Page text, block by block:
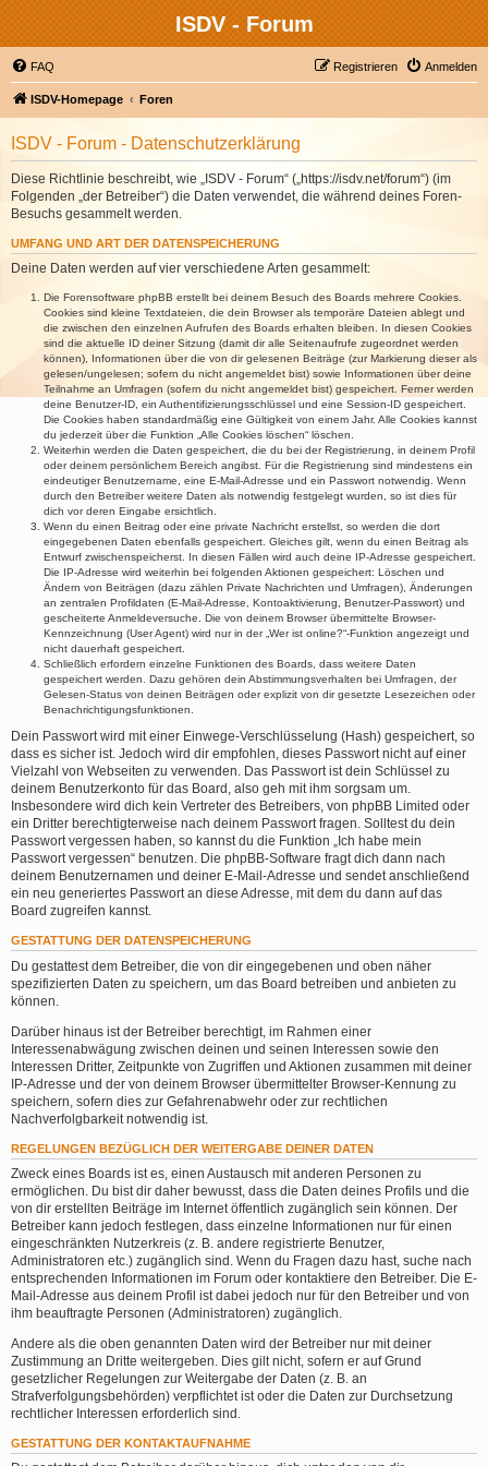
ISDV - Forum
FAQ Anmelden
Registrieren
ISDV-Homepage Foren
ISDV - Forum - Datenschutzerklärung
Diese Richtlinie beschreibt, wie „ISDV - Forum“ („https://isdv.net/forum“) (im
Folgenden „der Betreiber“) die Daten verwendet, die während deines Foren-
Besuchs gesammelt werden.
UMFANG UND ART DER DATENSPEICHERUNG
Deine Daten werden auf vier verschiedene Arten gesammelt:
Die Forensoftware phpBB erstellt bei deinem Besuch des Boards mehrere Cookies.
Cookies sind kleine Textdateien, die dein Browser als temporäre Dateien ablegt und
die zwischen den einzelnen Aufrufen des Boards erhalten bleiben. In diesen Cookies
sind die aktuelle ID deiner Sitzung (damit dir alle Seitenaufrufe zugeordnet werden
können), Informationen über die von dir gelesenen Beiträge (zur Markierung dieser als
gelesen/ungelesen; sofern du nicht angemeldet bist) sowie Informationen über deine
Teilnahme an Umfragen (sofern du nicht angemeldet bist) gespeichert. Ferner werden
deine Benutzer-ID, ein Authentifizierungsschlüssel und eine Session-ID gespeichert.
Die Cookies haben standardmäßig eine Gültigkeit von einem Jahr. Alle Cookies kannst
du jederzeit über die Funktion „Alle Cookies löschen“ löschen.
Weiterhin werden die Daten gespeichert, die du bei der Registrierung, in deinem Profil
oder deinem persönlichem Bereich angibst. Für die Registrierung sind mindestens ein
eindeutiger Benutzername, eine E-Mail-Adresse und ein Passwort notwendig. Wenn
durch den Betreiber weitere Daten als notwendig festgelegt wurden, so ist dies für
dich vor deren Eingabe ersichtlich.
Wenn du einen Beitrag oder eine private Nachricht erstellst, so werden die dort
eingegebenen Daten ebenfalls gespeichert. Gleiches gilt, wenn du einen Beitrag als
Entwurf zwischenspeicherst. In diesen Fällen wird auch deine IP-Adresse gespeichert.
Die IP-Adresse wird weiterhin bei folgenden Aktionen gespeichert: Löschen und
Ändern von Beiträgen (dazu zählen Private Nachrichten und Umfragen), Änderungen
an zentralen Profildaten (E-Mail-Adresse, Kontoaktivierung, Benutzer-Passwort) und
gescheiterte Anmeldeversuche. Die von deinem Browser übermittelte Browser-
Kennzeichnung (User Agent) wird nur in der „Wer ist online?“-Funktion angezeigt und
nicht dauerhaft gespeichert.
Schließlich erfordern einzelne Funktionen des Boards, dass weitere Daten
gespeichert werden. Dazu gehören dein Abstimmungsverhalten bei Umfragen, der
Gelesen-Status von deinen Beiträgen oder explizit von dir gesetzte Lesezeichen oder
Benachrichtigungsfunktionen.
Dein Passwort wird mit einer Einwege-Verschlüsselung (Hash) gespeichert, so
dass es sicher ist. Jedoch wird dir empfohlen, dieses Passwort nicht auf einer
Vielzahl von Webseiten zu verwenden. Das Passwort ist dein Schlüssel zu
deinem Benutzerkonto für das Board, also geh mit ihm sorgsam um.
Insbesondere wird dich kein Vertreter des Betreibers, von phpBB Limited oder
ein Dritter berechtigterweise nach deinem Passwort fragen. Solltest du dein
Passwort vergessen haben, so kannst du die Funktion „Ich habe mein
Passwort vergessen“ benutzen. Die phpBB-Software fragt dich dann nach
deinem Benutzernamen und deiner E-Mail-Adresse und sendet anschließend
ein neu generiertes Passwort an diese Adresse, mit dem du dann auf das
Board zugreifen kannst.
GESTATTUNG DER DATENSPEICHERUNG
Du gestattest dem Betreiber, die von dir eingegebenen und oben näher
spezifizierten Daten zu speichern, um das Board betreiben und anbieten zu
können.
Darüber hinaus ist der Betreiber berechtigt, im Rahmen einer
Interessenabwägung zwischen deinen und seinen Interessen sowie den
Interessen Dritter, Zeitpunkte von Zugriffen und Aktionen zusammen mit deiner
IP-Adresse und der von deinem Browser übermittelter Browser-Kennung zu
speichern, sofern dies zur Gefahrenabwehr oder zur rechtlichen
Nachverfolgbarkeit notwendig ist.
REGELUNGEN BEZÜGLICH DER WEITERGABE DEINER DATEN
Zweck eines Boards ist es, einen Austausch mit anderen Personen zu
ermöglichen. Du bist dir daher bewusst, dass die Daten deines Profils und die
von dir erstellten Beiträge im Internet öffentlich zugänglich sein können. Der
Betreiber kann jedoch festlegen, dass einzelne Informationen nur für einen
eingeschränkten Nutzerkreis (z. B. andere registrierte Benutzer,
Administratoren etc.) zugänglich sind. Wenn du Fragen dazu hast, suche nach
entsprechenden Informationen im Forum oder kontaktiere den Betreiber. Die E-
Mail-Adresse aus deinem Profil ist dabei jedoch nur für den Betreiber und von
ihm beauftragte Personen (Administratoren) zugänglich.
Andere als die oben genannten Daten wird der Betreiber nur mit deiner
Zustimmung an Dritte weitergeben. Dies gilt nicht, sofern er auf Grund
gesetzlicher Regelungen zur Weitergabe der Daten (z. B. an
Strafverfolgungsbehörden) verpflichtet ist oder die Daten zur Durchsetzung
rechtlicher Interessen erforderlich sind.
GESTATTUNG DER KONTAKTAUFNAHME